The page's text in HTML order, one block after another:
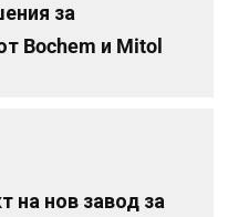
за
Bochem и Mitol
на нов завод за